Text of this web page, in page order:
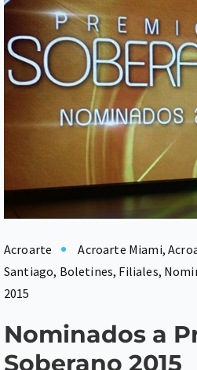
Acroarte Acroarte Miami,
Santiago, Boletines, Filiales,
2015
Nominados a
Soberano 2015